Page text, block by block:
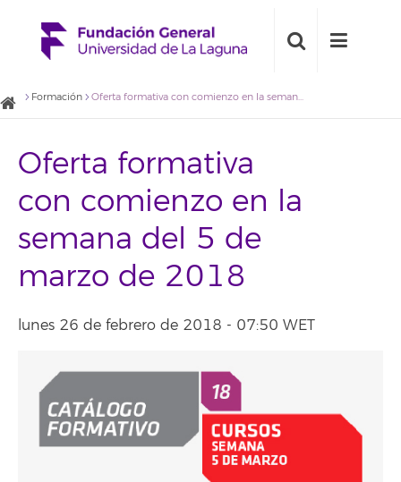
Formación Oferta formativa con comienzo en la semana del 5 de marzo de 2018
Oferta formativa
con comienzo en la
semana del 5 de
marzo de 2018
lunes 26 de febrero de 2018 - 07:50 WET